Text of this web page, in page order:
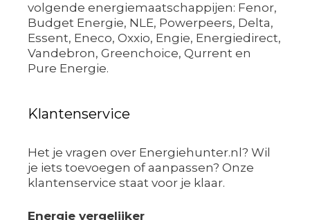
volgende energiemaatschappijen: Fenor,
Budget Energie, NLE, Powerpeers, Delta,
Essent, Eneco, Oxxio, Engie, Energiedirect,
Vandebron, Greenchoice, Qurrent en
Pure Energie.
Klantenservice
Het je vragen over Energiehunter.nl? Wil
je iets toevoegen of aanpassen? Onze
klantenservice staat voor je klaar.
Energie vergelijker